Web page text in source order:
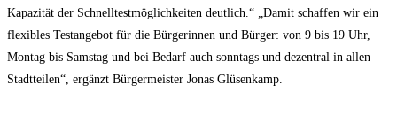
Kapa­zi­tät der Schnell­test­mög­lich­kei­ten deut­lich.“ „Damit schaf­fen wir ein
fle­xi­bles Test­an­ge­bot für die Bür­ge­rin­nen und Bür­ger: von 9 bis 19 Uhr,
Mon­tag bis Sams­tag und bei Bedarf auch sonn­tags und dezen­tral in allen
Stadt­tei­len“, ergänzt Bür­ger­meis­ter Jonas Glüsenkamp.